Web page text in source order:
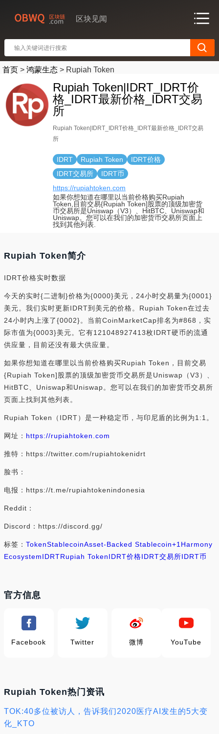
区块见闻
首页 > 鸿蒙生态 > Rupiah Token
Rupiah Token|IDRT_IDRT价
格_IDRT最新价格_IDRT交易
所
Rupiah Token|IDRT_IDRT价格_IDRT最新价格_IDRT交易
所
IDRT Rupiah Token
IDRT价格
IDRT交易所
IDRT币
https://rupiahtoken.com
如果你想知道在哪里以当前价格购买Rupiah
Token,目前交易{Rupiah Token]股票的顶级加密货
币交易所是Uniswap（V3）、HitBTC、Uniswap和
Uniswap。您可以在我们的加密货币交易所页面上
找到其他列表.
Rupiah Token简介
IDRT价格实时数据
今天的实时{二进制}价格为{0000}美元，24小时交易量为{0001}
美元。我们实时更新IDRT到美元的价格。Rupiah Token在过去
24小时内上涨了{0002}。当前CoinMarketCap排名为#868，实
际市值为{0003}美元。它有121048927413枚IDRT硬币的流通
供应量，目前还没有最大供应量。
如果你想知道在哪里以当前价格购买Rupiah Token，目前交易
{Rupiah Token]股票的顶级加密货币交易所是Uniswap（V3）、
HitBTC、Uniswap和Uniswap。您可以在我们的加密货币交易所
页面上找到其他列表。
Rupiah Token（IDRT）是一种稳定币，与印尼盾的比例为1:1。
网址： https://rupiahtoken.com
推特：https://twitter.com/rupiahtokenidrt
脸书：
电报：https://t.me/rupiahtokenindonesia
Reddit：
Discord：https://discord.gg/
标签： TokenStablecoinAsset-Backed Stablecoin+1 Harmony
EcosystemIDRTRupiah TokenIDRT价格IDRT交易所IDRT币
官方信息
Facebook Twitter 微博 YouTube
Rupiah Token热门资讯
TOK:40多位被访人，告诉我们2020医疗AI发生的5大变
化_KTO